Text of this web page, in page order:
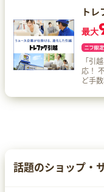
のご
理整
どがある。 豊富な無料
った
心！
トレ
最大
「引
応！
ど手
話題のショップ・